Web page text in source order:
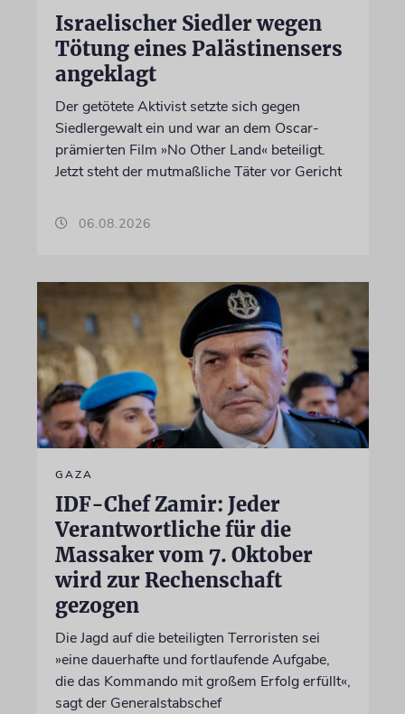
Israelischer Siedler wegen
Tötung eines Palästinensers
angeklagt
Der getötete Aktivist setzte sich gegen
Siedlergewalt ein und war an dem Oscar-
prämierten Film »No Other Land« beteiligt.
Jetzt steht der mutmaßliche Täter vor Gericht
06.08.2026
GAZA
IDF-Chef Zamir: Jeder
Verantwortliche für die
Massaker vom 7. Oktober
wird zur Rechenschaft
gezogen
Die Jagd auf die beteiligten Terroristen sei
»eine dauerhafte und fortlaufende Aufgabe,
die das Kommando mit großem Erfolg erfüllt«,
sagt der Generalstabschef